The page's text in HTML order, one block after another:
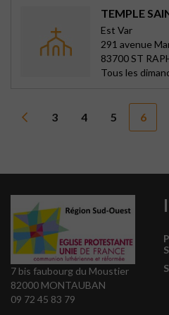
TEMPLE
Est Var
291 avenue
83700 ST
Tous les
3 4 5 6
7 bis faubourg du Moustier
82000 MONTAUBAN
09 72 45 83 79